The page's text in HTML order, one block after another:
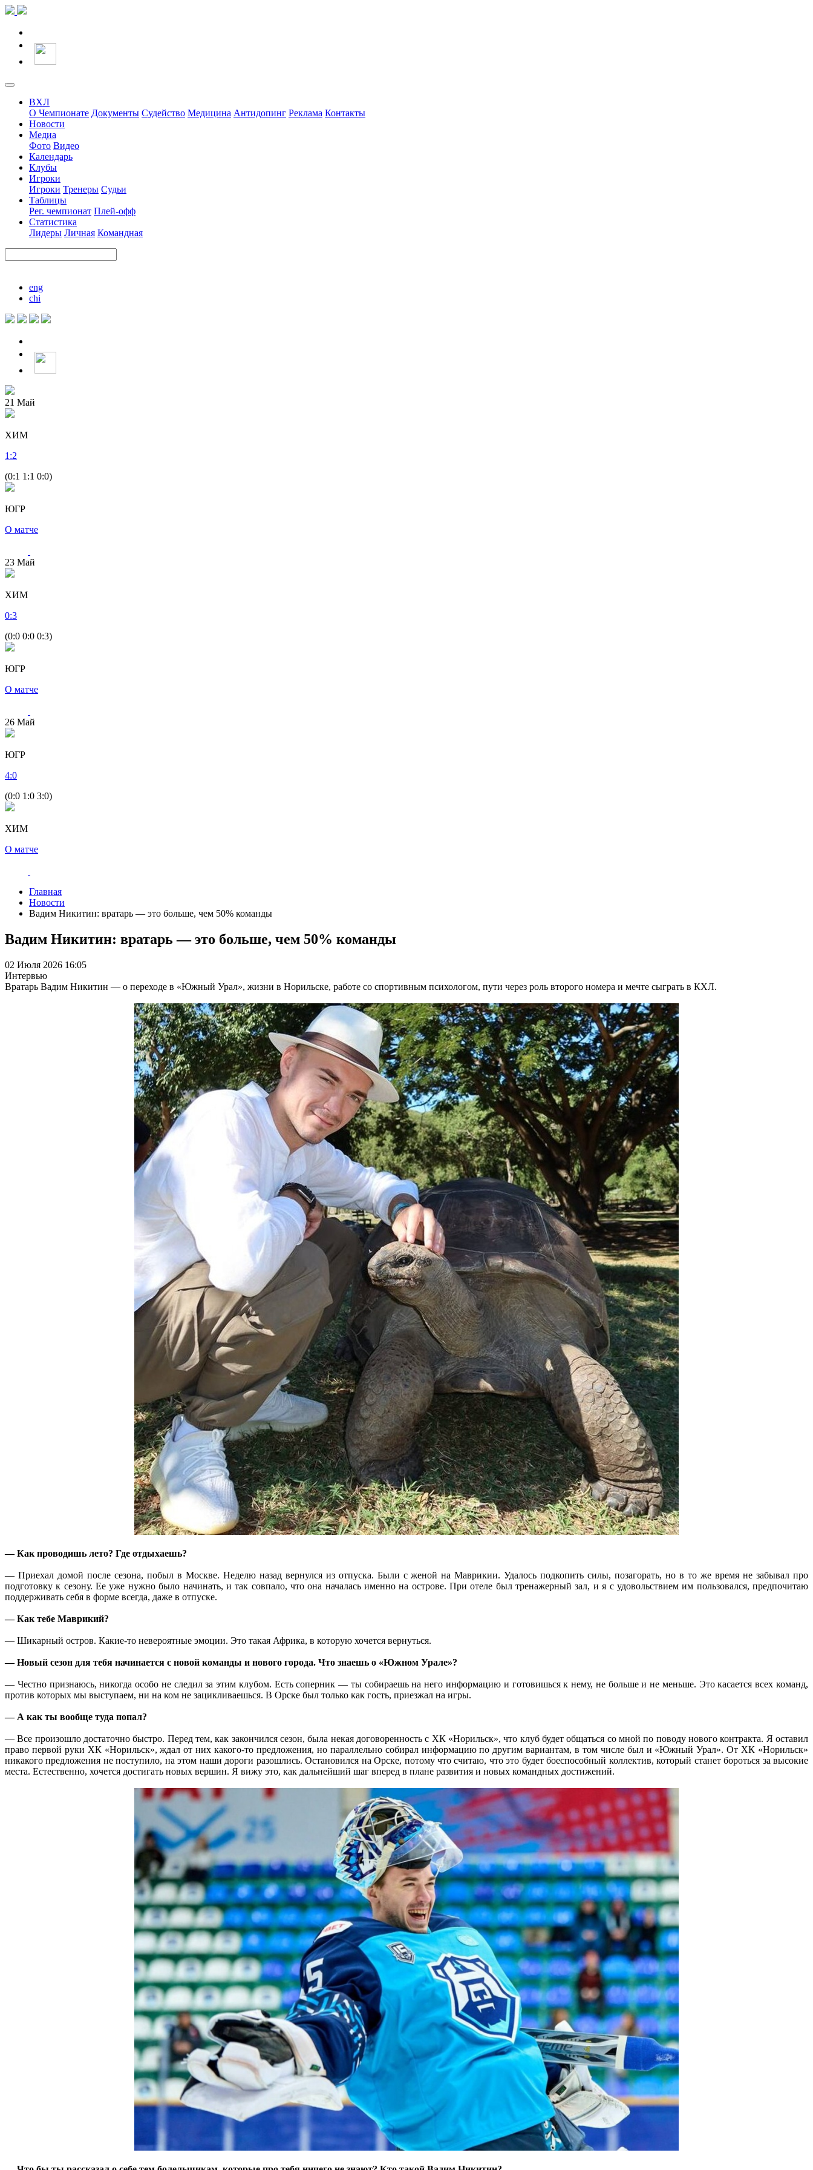
ВХЛ
О Чемпионате Документы Судейство Медицина Антидопинг Реклама Контакты
Новости
Медиа
Фото Видео
Календарь
Клубы
Игроки
Игроки Тренеры Судьи
Таблицы
Рег. чемпионат Плей-офф
Статистика
Лидеры Личная Командная
eng
chi
21 Май
ХИМ
1 :2
(0:1 1:1 0:0)
ЮГР
О матче
23 Май
ХИМ
0:3
(0:0 0:0 0:3)
ЮГР
О матче
26 Май
ЮГР
4:0
(0:0 1:0 3:0)
ХИМ
О матче
Главная
Новости
Вадим Никитин: вратарь — это больше, чем 50% команды
Вадим Никитин: вратарь — это больше, чем 50% команды
02 Июля 2026 16:05
Интервью
Вратарь Вадим Никитин — о переходе в «Южный Урал», жизни в Норильске, работе со спортивным психологом, пути через роль второго номера и мечте сыграть в КХЛ.
— Как проводишь лето? Где отдыхаешь?
— Приехал домой после сезона, побыл в Москве. Неделю назад вернулся из отпуска. Были с женой на Маврикии. Удалось подкопить силы, позагорать, но в то же время не забывал про
подготовку к сезону. Ее уже нужно было начинать, и так совпало, что она началась именно на острове. При отеле был тренажерный зал, и я с удовольствием им пользовался, предпочитаю
поддерживать себя в форме всегда, даже в отпуске.
— Как тебе Маврикий?
— Шикарный остров. Какие-то невероятные эмоции. Это такая Африка, в которую хочется вернуться.
— Новый сезон для тебя начинается с новой команды и нового города. Что знаешь о «Южном Урале»?
— Честно признаюсь, никогда особо не следил за этим клубом. Есть соперник — ты собираешь на него информацию и готовишься к нему, не больше и не меньше. Это касается всех команд,
против которых мы выступаем, ни на ком не зацикливаешься. В Орске был только как гость, приезжал на игры.
— А как ты вообще туда попал?
— Все произошло достаточно быстро. Перед тем, как закончился сезон, была некая договоренность с ХК «Норильск», что клуб будет общаться со мной по поводу нового контракта. Я оставил
право первой руки ХК «Норильск», ждал от них какого-то предложения, но параллельно собирал информацию по другим вариантам, в том числе был и «Южный Урал». От ХК «Норильск»
никакого предложения не поступило, на этом наши дороги разошлись. Остановился на Орске, потому что считаю, что это будет боеспособный коллектив, который станет бороться за высокие
места. Естественно, хочется достигать новых вершин. Я вижу это, как дальнейший шаг вперед в плане развития и новых командных достижений.